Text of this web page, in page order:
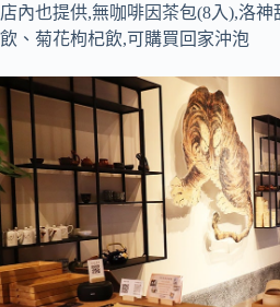
店內也提供,無咖啡因茶包(8入),洛
飲、菊花枸杞飲,可購買回家沖泡